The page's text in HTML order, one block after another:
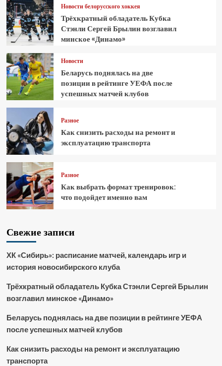
Новости белорусского хоккея
Трёхкратный обладатель Кубка
Стэнли Сергей Брылин возглавил
минское «Динамо»
Новости
Беларусь поднялась на две
позиции в рейтинге УЕФА после
успешных матчей клубов
Разное
Как снизить расходы на ремонт и
эксплуатацию транспорта
Разное
Как выбрать формат тренировок:
что подойдет именно вам
Свежие записи
ХК «Сибирь»: расписание матчей, календарь игр и
история новосибирского клуба
Трёхкратный обладатель Кубка Стэнли Сергей Брылин
возглавил минское «Динамо»
Беларусь поднялась на две позиции в рейтинге УЕФА
после успешных матчей клубов
Как снизить расходы на ремонт и эксплуатацию
транспорта